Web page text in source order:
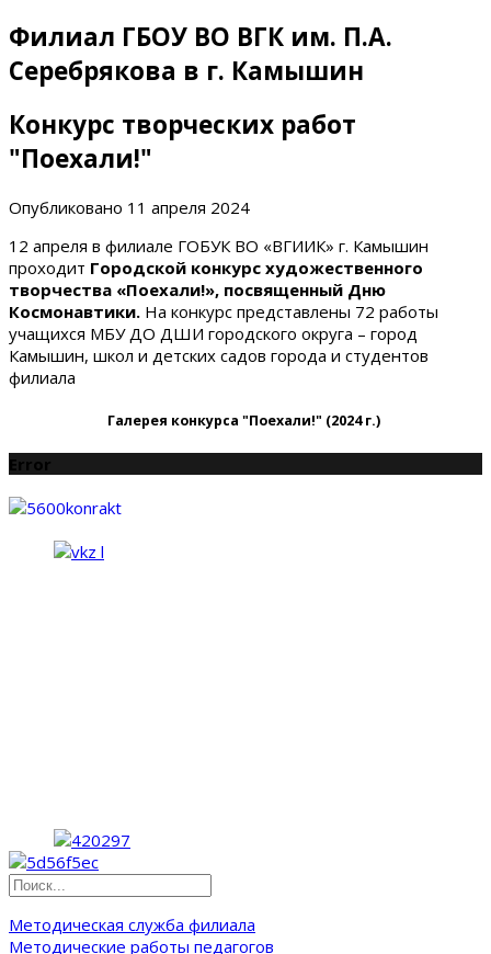
Филиал ГБОУ ВО ВГК им. П.А.
Серебрякова в г. Камышин
Конкурс творческих работ
"Поехали!"
Опубликовано 11 апреля 2024
12 апреля в филиале ГОБУК ВО «ВГИИК» г. Камышин
проходит Городской конкурс художественного
творчества «Поехали!», посвященный Дню
Космонавтики. На конкурс представлены 72 работы
учащихся МБУ ДО ДШИ городского округа – город
Камышин, школ и детских садов города и студентов
филиала
Галерея конкурса "Поехали!" (2024 г.)
Error
Методическая служба филиала
Методические работы педагогов